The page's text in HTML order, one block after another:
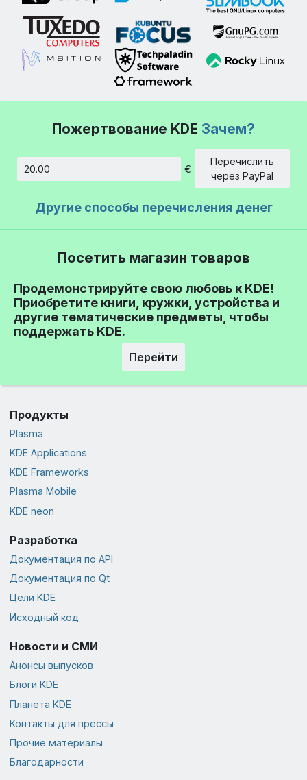
Пожертвование KDE Зачем?
€
Перечислить
через PayPal
Другие способы перечисления денег
Посетить магазин товаров
Продемонстрируйте свою любовь к KDE!
Приобретите книги, кружки, устройства и
другие тематические предметы, чтобы
поддержать KDE.
Перейти
Продукты
Plasma
KDE Applications
KDE Frameworks
Plasma Mobile
KDE neon
Разработка
Документация по API
Документация по Qt
Цели KDE
Исходный код
Новости и СМИ
Анонсы выпусков
Блоги KDE
Планета KDE
Контакты для прессы
Прочие материалы
Благодарности